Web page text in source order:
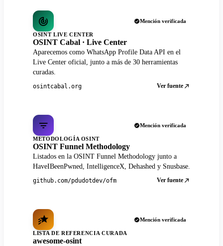
Mención verificada
OSINT LIVE CENTER
OSINT Cabal · Live Center
Aparecemos como WhatsApp Profile Data API en el
Live Center oficial, junto a más de 30 herramientas
curadas.
osintcabal.org Ver fuente
Mención verificada
METODOLOGÍA OSINT
OSINT Funnel Methodology
Listados en la OSINT Funnel Methodology junto a
HaveIBeenPwned, IntelligenceX, Dehashed y Snusbase.
github.com/pdudotdev/ofm Ver fuente
Mención verificada
LISTA DE REFERENCIA CURADA
awesome-osint